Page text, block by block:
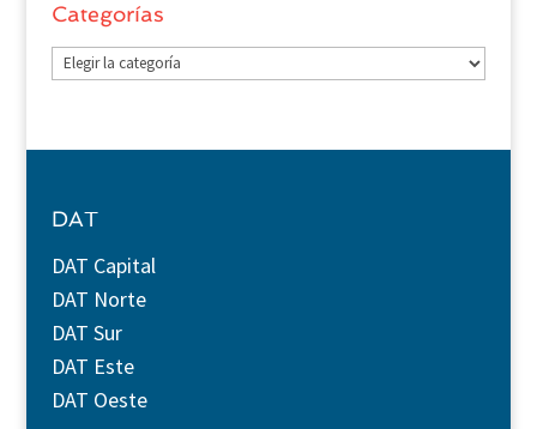
Categorías
Categorías
DAT
DAT Capital
DAT Norte
DAT Sur
DAT Este
DAT Oeste